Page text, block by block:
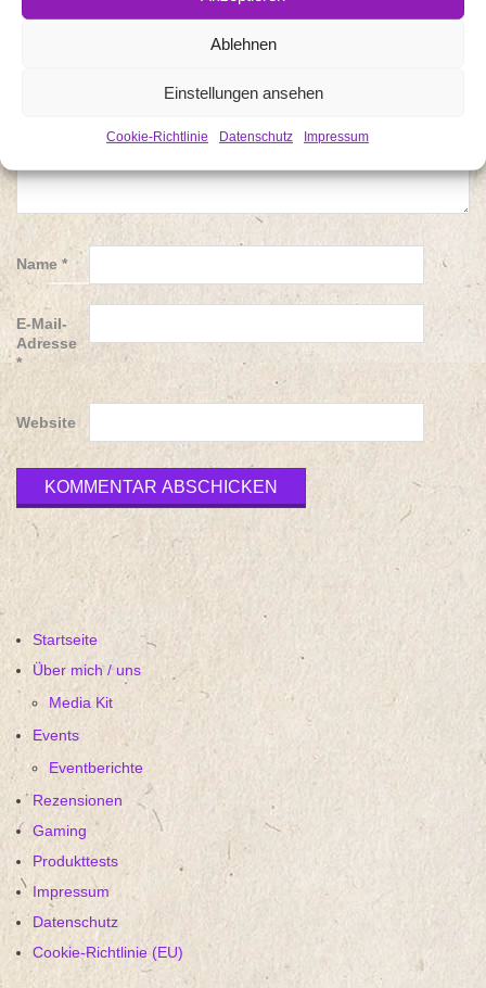
Ablehnen
Einstellungen ansehen
Cookie-Richtlinie Datenschutz Impressum
Name *
E-Mail-
Adresse
*
Website
Startseite
Über mich / uns
Media Kit
Events
Eventberichte
Rezensionen
Gaming
Produkttests
Impressum
Datenschutz
Cookie-Richtlinie (EU)